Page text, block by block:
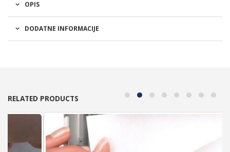
OPIS
DODATNE INFORMACIJE
RELATED PRODUCTS